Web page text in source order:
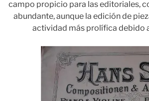
campo propicio para las editoriales,
abundante, aunque la edición de
actividad más prolífica debido